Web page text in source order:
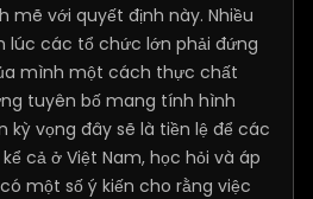
mẽ với quyết định này. Nhiều
lúc các tổ chức lớn phải đứng
mình một cách thực chất
tuyên bố mang tính hình
kỳ vọng đây sẽ là tiền lệ để các
cả ở Việt Nam, học hỏi và áp
một số ý kiến cho rằng việc